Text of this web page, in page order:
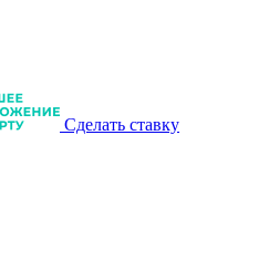
Сделать ставку